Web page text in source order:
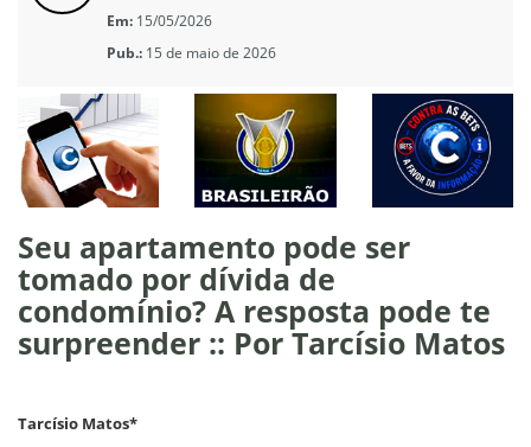
Em: 15/05/2026
Pub.: 15 de maio de 2026
Seu apartamento pode ser
tomado por dívida de
condomínio? A resposta pode te
surpreender :: Por Tarcísio Matos
Tarcísio Matos*